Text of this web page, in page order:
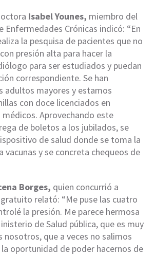
Isabel Younes, miembro del
Enfermedades Crónicas indicó: “En
la pesquisa de pacientes que no
presión alta para hacer la
para ser estudiados y puedan
correspondiente. Se han
adultos mayores y estamos
con doce licenciados en
Aprovechando este
de boletos a los jubilados, se
de salud donde se toma la
vacunas y se concreta chequeos de
Borges, quien concurrió a
relató: “Me puse las cuatro
la presión. Me parece hermosa
de Salud pública, que es muy
nosotros, que a veces no salimos
oportunidad de poder hacernos de